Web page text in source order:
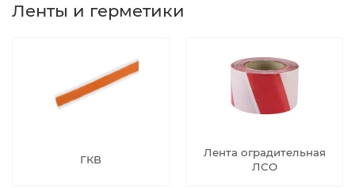
Ленты и герметики
ГКВ
Лента оградительная
ЛСО